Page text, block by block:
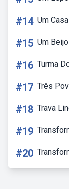
#14 Um
#15 Um
#16 Turma
#17 Três
#18 Trava
#19
#20